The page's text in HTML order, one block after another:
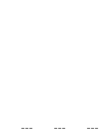
--- --- ---